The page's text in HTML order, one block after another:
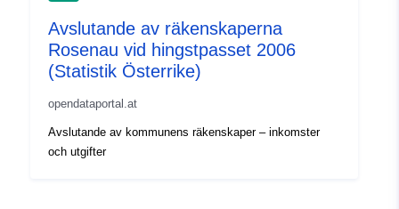
Avslutande av räkenskaperna
Rosenau vid hingstpasset 2006
(Statistik Österrike)
opendataportal.at
Avslutande av kommunens räkenskaper – inkomster
och utgifter